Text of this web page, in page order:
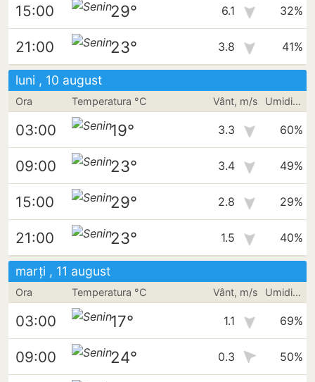
15:00 29° 6.1 32%
21:00 23° 3.8 41%
luni , 10 august
Ora Temperatura °C Vânt, m/s Umiditate
03:00 19° 3.3 60%
09:00 23° 3.4 49%
15:00 29° 2.8 29%
21:00 23° 1.5 40%
marți , 11 august
Ora Temperatura °C Vânt, m/s Umiditate
03:00 17° 1.1 69%
09:00 24° 0.3 50%